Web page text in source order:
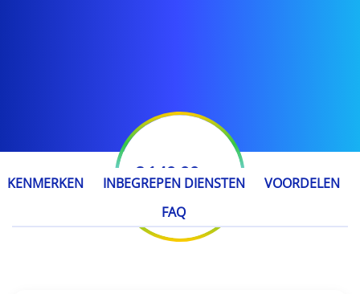
€ 149,99 / jaar
KENMERKEN INBEGREPEN DIENSTEN
VOORDELEN
FAQ